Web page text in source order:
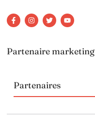
Partenaire marketing
Partenaires